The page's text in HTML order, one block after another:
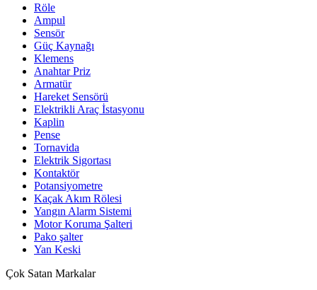
Röle
Ampul
Sensör
Güç Kaynağı
Klemens
Anahtar Priz
Armatür
Hareket Sensörü
Elektrikli Araç İstasyonu
Kaplin
Pense
Tornavida
Elektrik Sigortası
Kontaktör
Potansiyometre
Kaçak Akım Rölesi
Yangın Alarm Sistemi
Motor Koruma Şalteri
Pako şalter
Yan Keski
Çok Satan Markalar